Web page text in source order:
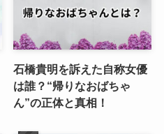
石橋貴明を訴えた自称女優
は誰？“帰りなおばちゃ
ん”の正体と真相！